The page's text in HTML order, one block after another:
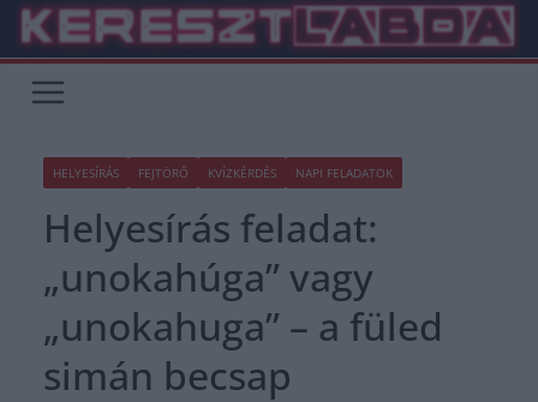
Skip
content
HELYESÍRÁS FEJTÖRŐ KVÍZKÉRDÉS NAPI FELADATOK
Helyesírás feladat:
„unokahúga” vagy
„unokahuga” – a füled
simán becsap